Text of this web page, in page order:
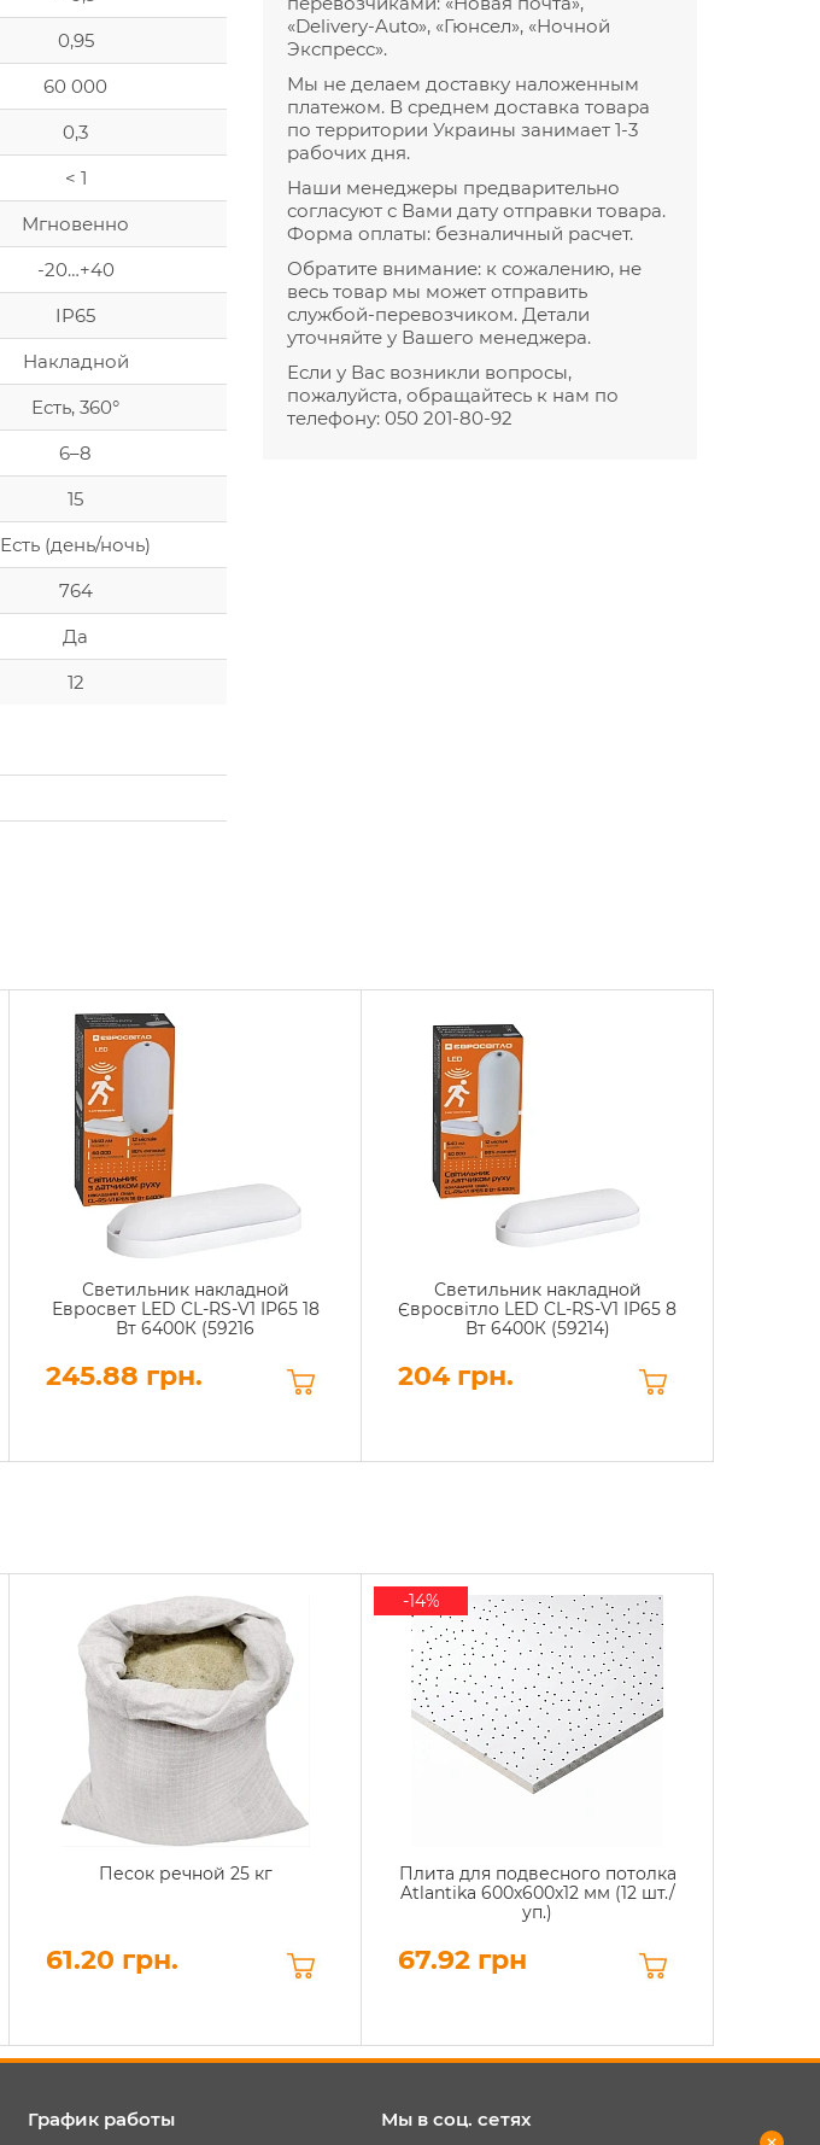
0,95
60 000
0,3
< 1
Мгновенно
-20…+40
IP65
Накладной
Есть, 360°
6–8
15
Есть (день/ночь)
764
Да
12
«Delivery-Auto», «Гюнсел», «Ночной
Экспресс».
Мы не делаем доставку наложенным
платежом. В среднем доставка товара
по территории Украины занимает 1-3
рабочих дня.
Наши менеджеры предварительно
согласуют с Вами дату отправки товара.
Форма оплаты: безналичный расчет.
Обратите внимание: к сожалению, не
весь товар мы может отправить
службой-перевозчиком. Детали
уточняйте у Вашего менеджера.
Если у Вас возникли вопросы,
пожалуйста, обращайтесь к нам по
телефону: 050 201-80-92
Светильник накладной
Евросвет LED CL-RS-V1 IP65 18
Вт 6400К (59216
245.88 грн.
Светильник накладной
Євросвітло LED CL-RS-V1 IP65 8
Вт 6400К (59214)
204 грн.
Песок речной 25 кг
61.20 грн.
Плита для подвесного потолка
Atlantika 600x600x12 мм (12 шт./
уп.)
67.92 грн
-14%
График работы Мы в соц. сетях